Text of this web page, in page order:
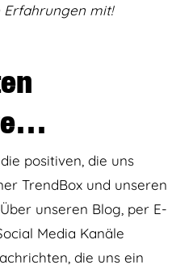
mit!
positiven, die uns
TrendBox und unseren
unseren Blog, per E-
Media Kanäle
die uns ein